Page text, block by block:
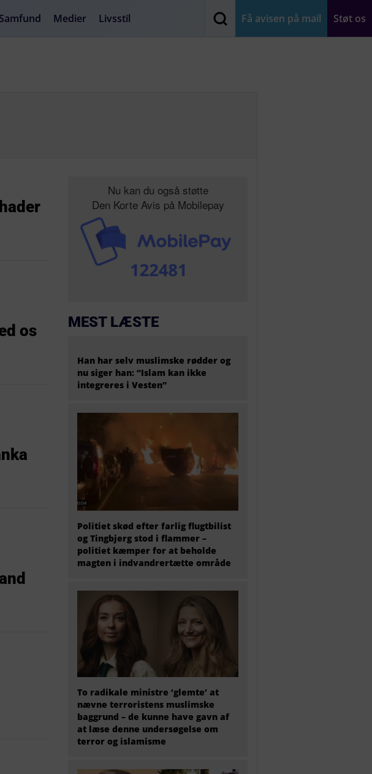
Få avisen på mail Støt os
Samfund Medier Livsstil
os
Nu kan du også støtte
Den Korte Avis på Mobilepay
MEST LÆSTE
Han har selv muslimske rødder og
nu siger han: “Islam kan ikke
integreres i Vesten”
Politiet skød efter farlig flugtbilist
og Tingbjerg stod i flammer –
politiet kæmper for at beholde
magten i indvandrertætte område
To radikale ministre ‘glemte’ at
nævne terroristens muslimske
baggrund – de kunne have gavn af
at læse denne undersøgelse om
terror og islamisme